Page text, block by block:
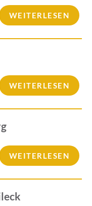
WEITERLESEN
WEITERLESEN
WEITERLESEN